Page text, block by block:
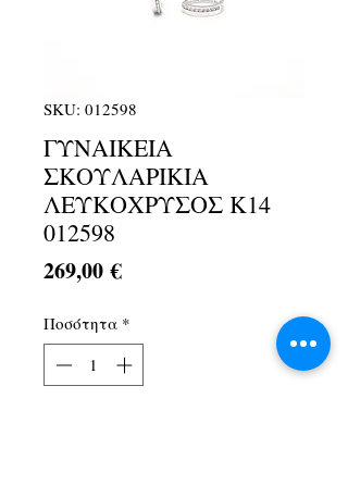
SKU: 012598
ΓΥΝΑΙΚΕΙΑ
ΣΚΟΥΛΑΡΙΚΙΑ
ΛΕΥΚΟΧΡΥΣΟΣ Κ14
012598
269,00 €Τιμή
Ποσότητα *